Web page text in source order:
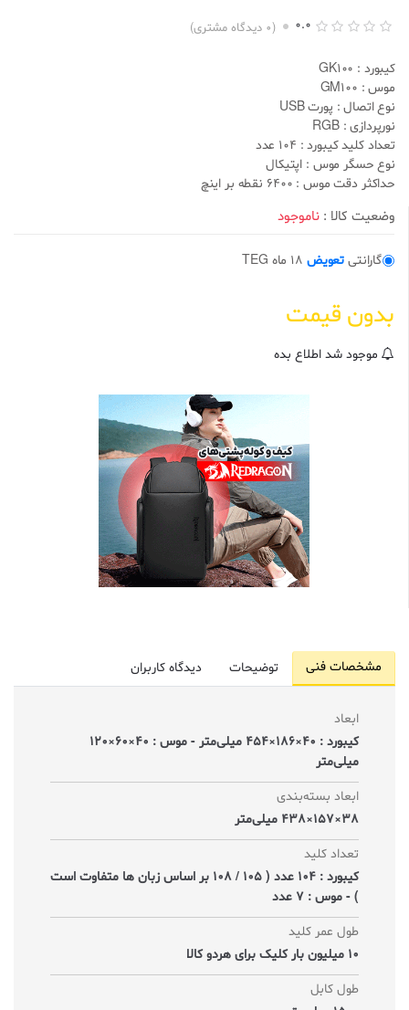
ت
ی
ز
د
ه
ی
0
.
0
ا
ز
ر
س
ا
ت
0.0
(
0 دیدگاه مشتری)
کیبورد : GK100
موس : GM100
نوع اتصال : پورت USB
نورپردازی : RGB
تعداد کلید کیبورد : 104 عدد
نوع حسگر موس : اپتیکال
حداکثر دقت موس : 6400 نقطه بر اینچ
وضعیت کالا : ناموجود
گارانتی تعویض
بدون قیمت
موجود شد اطلاع بده
مشخصات فنی توضیحات دیدگاه کاربران
ابعاد
کیبورد : 40×186×454 میلی‌متر - موس : 40×60×120
میلی‌متر
ابعاد بسته‌بندی
38×157×438 میلی‌متر
تعداد کلید
کیبورد : 104 عدد ( 105 / 108 بر اساس زبان ها متفاوت است
) - موس : 7 عدد
طول عمر کلید
10 میلیون بار کلیک برای هردو کالا
طول کابل